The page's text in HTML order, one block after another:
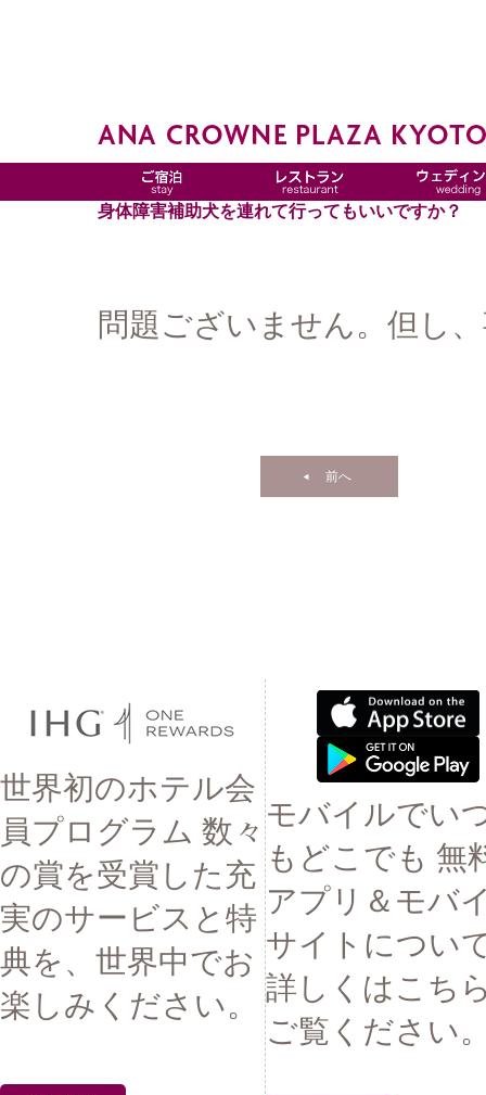
身体障害補助犬を連れて行ってもいいですか？
問題ございません。但し
前へ
世界初のホテル会
員プログラム 数々
の賞を受賞した充
実のサービスと特
典を、世界中でお
楽しみください。
モバイルでい
もどこでも 無
アプリ＆モバ
サイトについ
詳しくはこち
ご覧ください